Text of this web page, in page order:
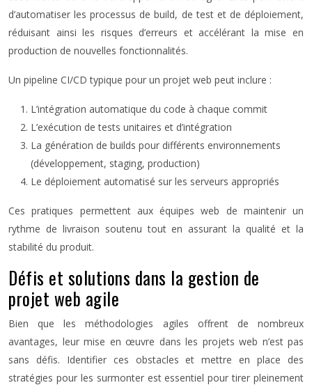
d’automatiser les processus de build, de test et de déploiement,
réduisant ainsi les risques d’erreurs et accélérant la mise en
production de nouvelles fonctionnalités.
Un pipeline CI/CD typique pour un projet web peut inclure :
L’intégration automatique du code à chaque commit
L’exécution de tests unitaires et d’intégration
La génération de builds pour différents environnements
(développement, staging, production)
Le déploiement automatisé sur les serveurs appropriés
Ces pratiques permettent aux équipes web de maintenir un
rythme de livraison soutenu tout en assurant la qualité et la
stabilité du produit.
Défis et solutions dans la gestion de
projet web agile
Bien que les méthodologies agiles offrent de nombreux
avantages, leur mise en œuvre dans les projets web n’est pas
sans défis. Identifier ces obstacles et mettre en place des
stratégies pour les surmonter est essentiel pour tirer pleinement